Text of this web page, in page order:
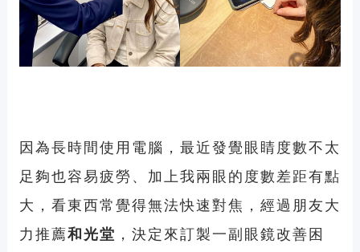
因為長時間使用電腦，最近發覺眼睛度數不太
足夠也容易疲勞、加上我兩眼的度數差距有點
大，看東西常覺得無法快速對焦，經過朋友大
力推薦和光堂 ，決定來訂製一副眼鏡改善困